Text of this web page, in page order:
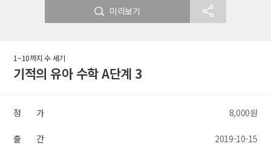
미리보기
1~10까지 수 세기
기적의 유아 수학 A단계 3
정 가 8,000원
출 간 2019-10-15